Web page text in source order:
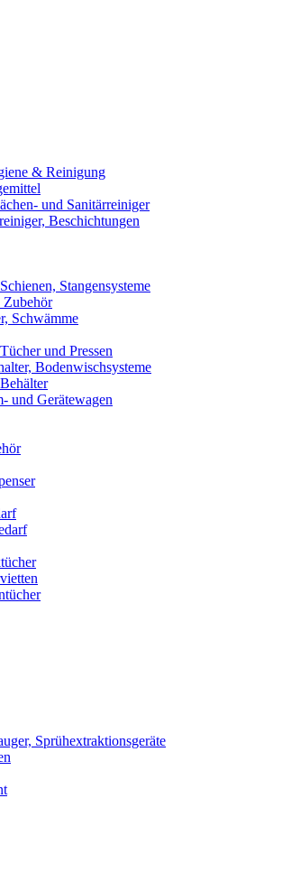
& Reinigung
und Sanitärreiniger
Beschichtungen
Stangensysteme
Zubehör
Schwämme
und Pressen
Bodenwischsysteme
und Gerätewagen
Sprühextraktionsgeräte